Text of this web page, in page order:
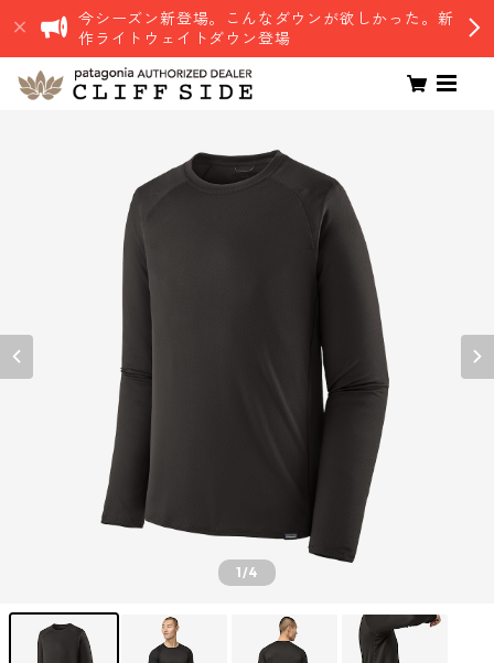
今シーズン新登場。こんなダウンが欲しかった。新
作ライトウェイトダウン登場
1/4